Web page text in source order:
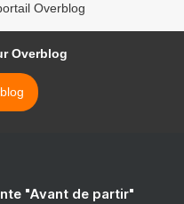
Overblog
Overblog
"Avant de partir"